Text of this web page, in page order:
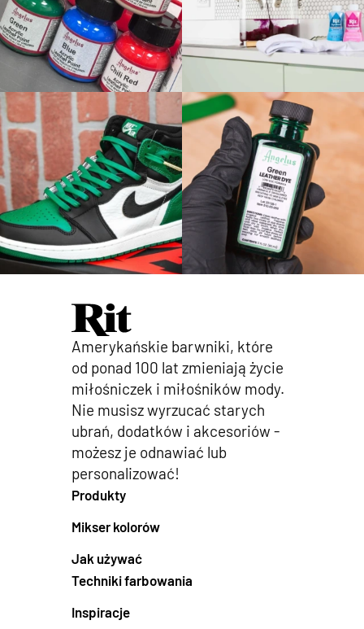
Amerykańskie barwniki, które
od ponad 100 lat zmieniają życie
miłośniczek i miłośników mody.
Nie musisz wyrzucać starych
ubrań, dodatków i akcesoriów -
możesz je odnawiać lub
personalizować!
Produkty
Mikser kolorów
Jak używać
Techniki farbowania
Inspiracje